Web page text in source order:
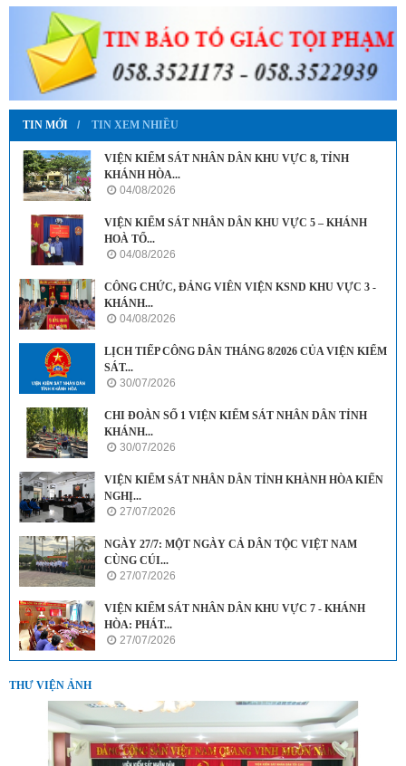
TIN MỚI TIN XEM NHIỀU
VIỆN KIỂM SÁT NHÂN DÂN KHU VỰC 8, TỈNH
KHÁNH HÒA...
04/08/2026
VIỆN KIỂM SÁT NHÂN DÂN KHU VỰC 5 – KHÁNH
HOÀ TỔ...
04/08/2026
CÔNG CHỨC, ĐẢNG VIÊN VIỆN KSND KHU VỰC 3 -
KHÁNH...
04/08/2026
LỊCH TIẾP CÔNG DÂN THÁNG 8/2026 CỦA VIỆN KIỂM
SÁT...
30/07/2026
CHI ĐOÀN SỐ 1 VIỆN KIỂM SÁT NHÂN DÂN TỈNH
KHÁNH...
30/07/2026
VIỆN KIỂM SÁT NHÂN DÂN TỈNH KHÀNH HÒA KIẾN
NGHỊ...
27/07/2026
NGÀY 27/7: MỘT NGÀY CẢ DÂN TỘC VIỆT NAM
CÙNG CÚI...
27/07/2026
VIỆN KIỂM SÁT NHÂN DÂN KHU VỰC 7 - KHÁNH
HÒA: PHÁT...
27/07/2026
THƯ VIỆN ẢNH